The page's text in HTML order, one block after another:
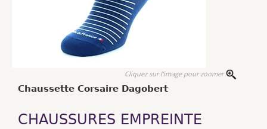
Cliquez sur l'image pour zoomer
Chaussette Corsaire Dagobert
CHAUSSURES EMPREINTE